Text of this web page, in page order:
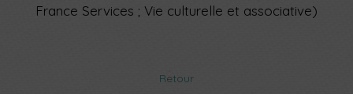
France Services ; Vie culturelle et associative)
Retour